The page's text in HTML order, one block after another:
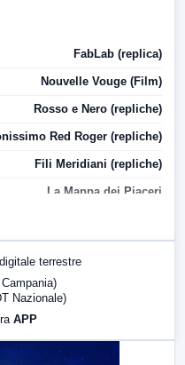
FabLab (replica)
Nouvelle Vouge (Film)
Rosso e Nero (repliche)
Red Roger (repliche)
Fili Meridiani (repliche)
La Mappa dei Piaceri
terrestre
Nazionale)
APP